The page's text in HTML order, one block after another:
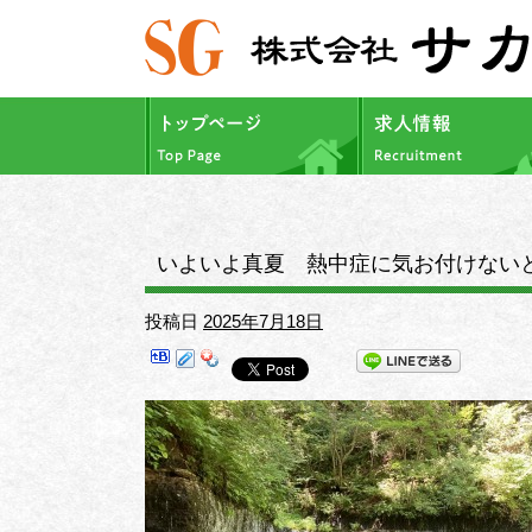
いよいよ真夏 熱中症に気お付けない
投稿日 2025年7月18日